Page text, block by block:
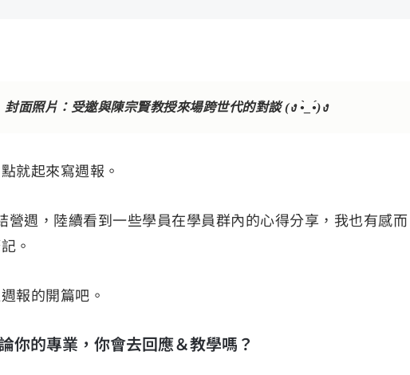
封面照片：受邀與陳宗賢教授來場跨世代的對談 (ง •̀_•́)ง
就起來寫週報。
週，陸續看到一些學員在學員群內的心得分享，我也有感而
。
報的開篇吧。
你的專業，你會去回應＆教學嗎？